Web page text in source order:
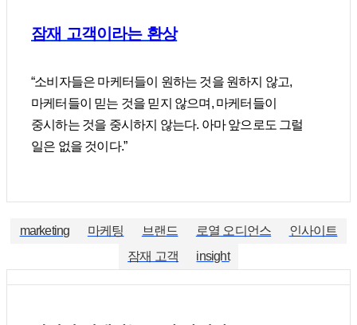
잠재 고객이라는 환상
“소비자들은 마케터들이 원하는 것을 원하지 않고,
마케터들이 믿는 것을 믿지 않으며, 마케터들이
중시하는 것을 중시하지 않는다. 아마 앞으로도 그럴
일은 없을 것이다.”
marketing 마케팅 브랜드 로열 오디언스
인사이트
잠재 고객
insight